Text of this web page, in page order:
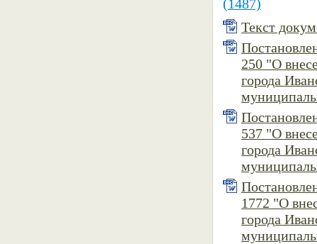
(1487)
Текст
250 "О
города
537 "О
города
1772 "О
города